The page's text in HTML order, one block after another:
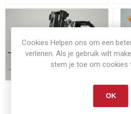
Cookies Helpen ons om een
verlenen. Als je gebruik wilt
stem je toe om cookies
OK